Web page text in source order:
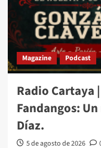
Magazine Podcast
Radio Cartaya
Fandangos:
Díaz.
5 de agosto de 2026